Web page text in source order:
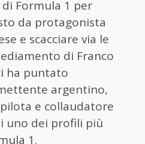
Formula 1 per
da protagonista
e scacciare via le
di Franco
ha puntato
argentino,
e collaudatore
uno dei profili più
1.